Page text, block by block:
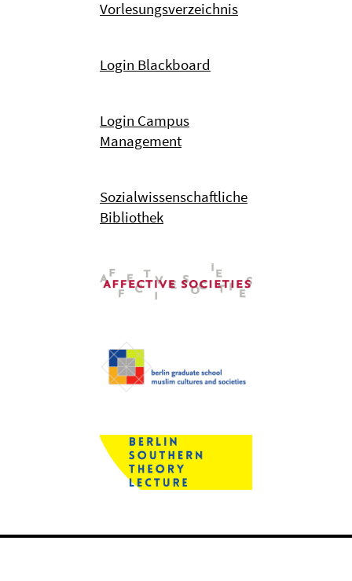
Vorlesungsverzeichnis
Login Blackboard
Login Campus
Management
Sozialwissenschaftliche
Bibliothek